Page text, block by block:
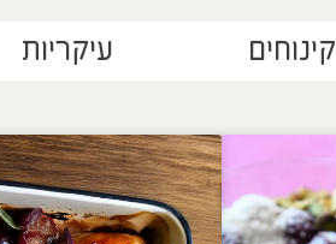
קינוחים עיקריות